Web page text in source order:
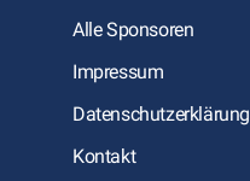
Alle Sponsoren
Impressum
Datenschutzerklärung
Kontakt